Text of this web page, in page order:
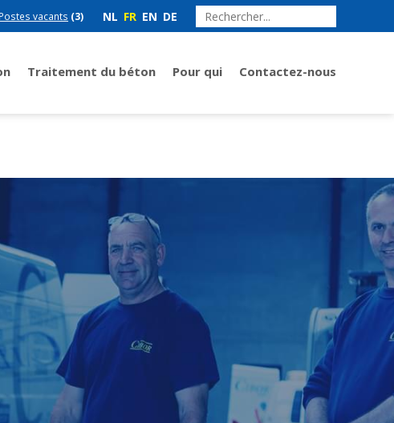
Postes vacants (3) NL FR EN DE
Traitement du béton Pour qui Contactez-nous